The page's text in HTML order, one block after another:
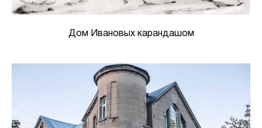
Дом Ивановых карандашом